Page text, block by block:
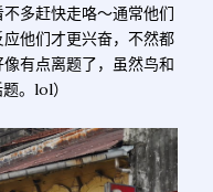
多赶快走咯～通常他们
他们才更兴奋，不然都
有点离题了，虽然鸟和
。lol）